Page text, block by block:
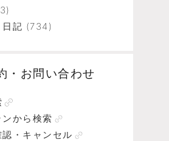
記 (734)
・お問い合わせ
から検索
認・キャンセル